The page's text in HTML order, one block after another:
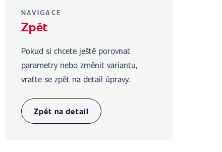
NAVIGACE
Zpět
Pokud si chcete ještě porovnat
parametry nebo změnit variantu,
vraťte se zpět na detail úpravy.
Zpět na detail